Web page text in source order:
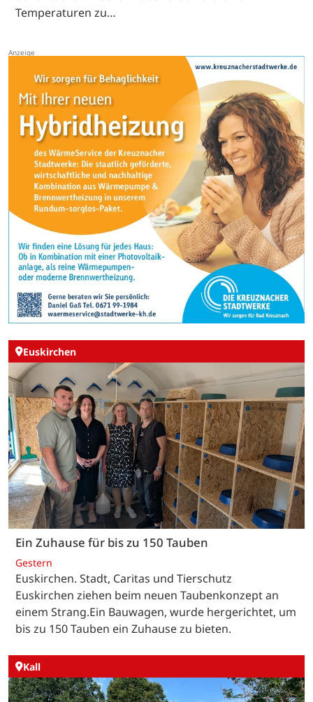
Temperaturen zu…
Euskirchen
Ein Zuhause für bis zu 150 Tauben
Gestern
Euskirchen. Stadt, Caritas und Tierschutz
Euskirchen ziehen beim neuen Taubenkonzept an
einem Strang.Ein Bauwagen, wurde hergerichtet, um
bis zu 150 Tauben ein Zuhause zu bieten.
Kall